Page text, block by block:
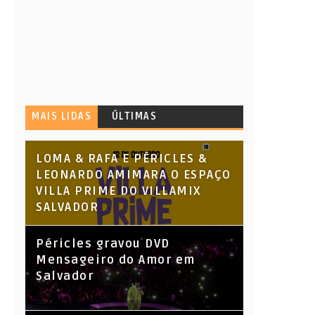
MAIS LIDAS ÚLTIMAS
LOMA & RAFA E PÉRICLES &
LEONARDO AMIMARA O ESPAÇO
VILLA PRIME DO VILLAMIX
SALVADOR
Péricles gravou DVD
Mensageiro do Amor em
Salvador